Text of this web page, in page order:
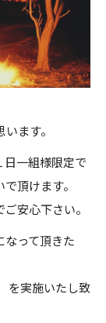
ます。
日一組様限定で
頂けます。
安心下さい。
なって頂きた
を実施いたし致